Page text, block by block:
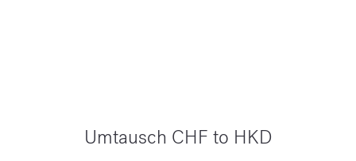
Umtausch CHF to HKD